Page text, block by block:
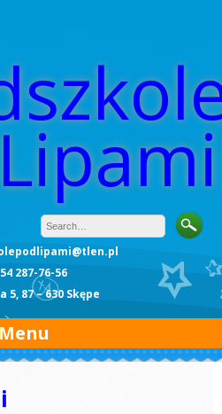
54 287-76-56
5, 87 – 630 Skępe
Menu